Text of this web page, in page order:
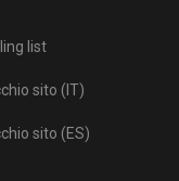
list
sito (IT)
sito (ES)